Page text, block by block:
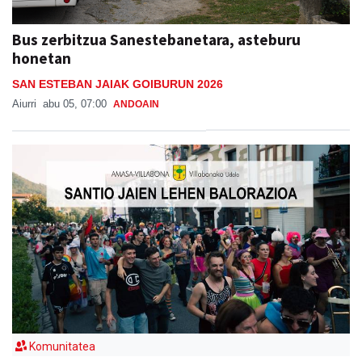
Bus zerbitzua Sanestebanetara, asteburu
honetan
SAN ESTEBAN JAIAK GOIBURUN 2026
Aiurri abu 05, 07:00 ANDOAIN
Komunitatea